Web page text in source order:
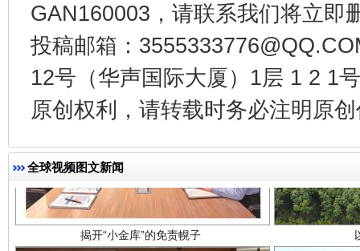
GAN160003，请联系我们将立即
投稿邮箱：
12号（华声国际大厦）1层 1 2 1
原创权利，请转载时务必注明原
全球视频图文新闻
揭开“小金库”的免责幌子